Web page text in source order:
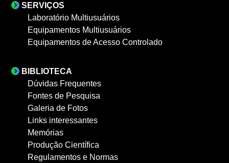
SERVIÇOS
Laboratório Multiusuários
Equipamentos Multiusuários
Equipamentos de Acesso Controlado
BIBLIOTECA
Dúvidas Frequentes
Fontes de Pesquisa
Galeria de Fotos
Links interessantes
Memórias
Produção Científica
Regulamentos e Normas